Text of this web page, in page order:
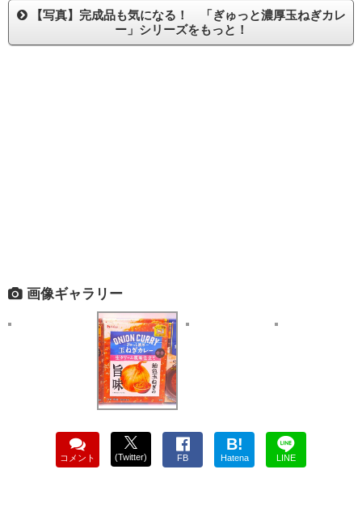
【写真】完成品も気になる！ 「ぎゅっと濃厚玉ねぎカレ
ー」シリーズをもっと！
画像ギャラリー
コメント (Twitter) FB
B!
Hatena LINE